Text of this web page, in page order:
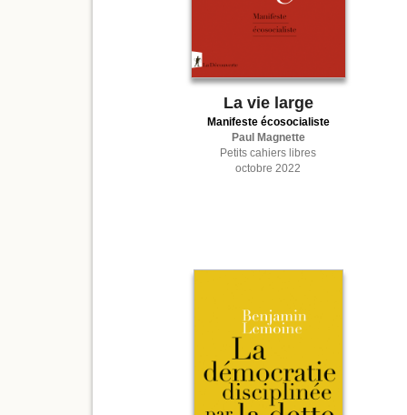
La vie large
Manifeste écosocialiste
Paul Magnette
Petits cahiers libres
octobre 2022